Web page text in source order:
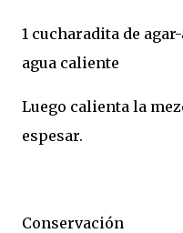
1 cucharadita de
agua caliente
Luego calienta la
espesar.
Conservación